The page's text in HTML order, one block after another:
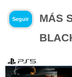
Seguir
MÁS